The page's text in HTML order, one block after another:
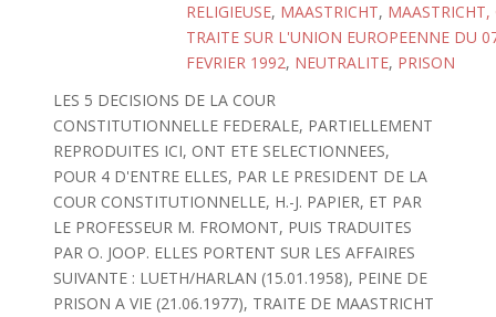
RELIGIEUSE, MAASTRICHT, MAASTRICHT,
TRAITE SUR L'UNION EUROPEENNE DU
FEVRIER 1992, NEUTRALITE, PRISON
LES 5 DECISIONS DE LA COUR
CONSTITUTIONNELLE FEDERALE, PARTIELLEMENT
REPRODUITES ICI, ONT ETE SELECTIONNEES,
POUR 4 D'ENTRE ELLES, PAR LE PRESIDENT DE LA
COUR CONSTITUTIONNELLE, H.-J. PAPIER, ET PAR
LE PROFESSEUR M. FROMONT, PUIS TRADUITES
PAR O. JOOP. ELLES PORTENT SUR LES AFFAIRES
SUIVANTE : LUETH/HARLAN (15.01.1958), PEINE DE
PRISON A VIE (21.06.1977), TRAITE DE MAASTRICHT